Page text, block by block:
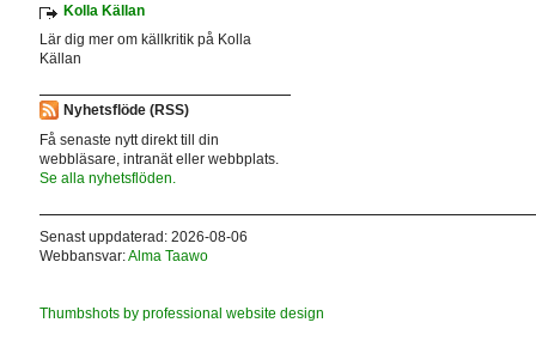
Kolla Källan
Lär dig mer om källkritik på Kolla
Källan
Nyhetsflöde (RSS)
Få senaste nytt direkt till din
webbläsare, intranät eller webbplats.
Se alla nyhetsflöden.
Senast uppdaterad: 2026-08-06
Webbansvar:Alma Taawo
Thumbshots by professional website design